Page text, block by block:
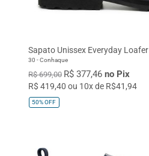
Vermelho Café Verde Militar
Conhaque Branco
Azul Bebê Rosa Quartzo
Dourado
Sapato Unissex Everyday Loafer
30 - Conhaque
R$ 699,00 R$ 377,46 no Pix
R$ 419,40 ou 10x de R$41,94
50%OFF